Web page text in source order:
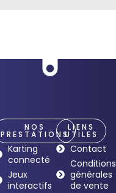
NOS
PRESTATIONS
Karting
connecté
Jeux
interactifs
LIENS
UTILES
Contact
Conditions
générales
de vente